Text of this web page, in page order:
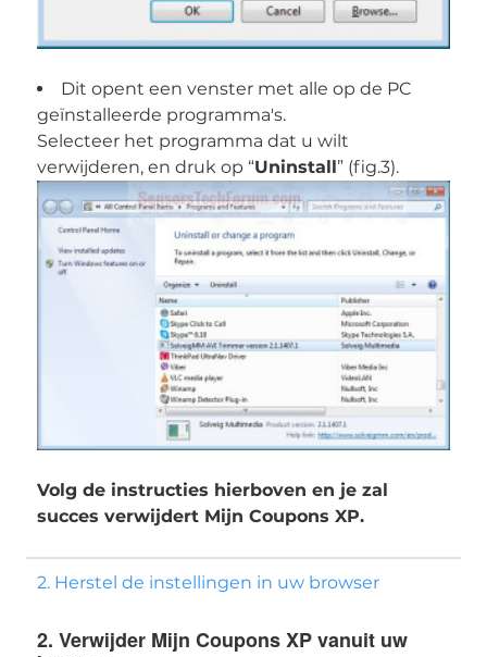
Dit opent een venster met alle op de PC
geïnstalleerde programma's.
Selecteer het programma dat u wilt
verwijderen, en druk op “Uninstall” (fig.3).
Volg de instructies hierboven en je zal
succes verwijdert Mijn Coupons XP.
2. Herstel de instellingen in uw browser
2. Verwijder Mijn Coupons XP vanuit uw